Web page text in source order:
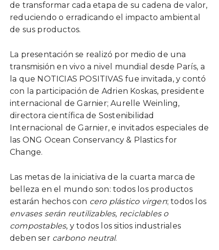
de transformar cada etapa de su cadena de valor,
reduciendo o erradicando el impacto ambiental
de sus productos.
La presentación se realizó por medio de una
transmisión en vivo a nivel mundial desde París, a
la que NOTICIAS POSITIVAS fue invitada, y contó
con la participación de Adrien Koskas, presidente
internacional de Garnier; Aurelle Weinling,
directora científica de Sostenibilidad
Internacional de Garnier, e invitados especiales de
las ONG Ocean Conservancy & Plastics for
Change.
Las metas de la iniciativa de la cuarta marca de
belleza en el mundo son: todos los productos
estarán hechos con cero plástico virgen; todos los
envases serán reutilizables, reciclables o
compostables, y todos los sitios industriales
deben ser carbono neutral.